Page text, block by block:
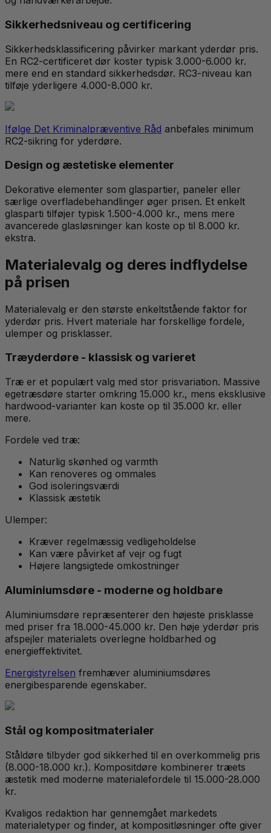
Sikkerhedsniveau og certificering
Sikkerhedsklassificering påvirker markant yderdør pris.
En RC2-certificeret dør koster typisk 3.000-6.000 kr.
mere end en standard sikkerhedsdør. RC3-niveau kan
tilføje yderligere 4.000-8.000 kr.
Ifølge Det Kriminalpræventive Råd anbefales minimum
RC2-sikring for yderdøre.
Design og æstetiske elementer
Dekorative elementer som glaspartier, paneler eller
særlige overfladebehandlinger øger prisen. Et enkelt
glasparti tilføjer typisk 1.500-4.000 kr., mens mere
avancerede glasløsninger kan koste op til 8.000 kr.
ekstra.
Materialevalg og deres indflydelse
på prisen
Materialevalg er den største enkeltstående faktor for
yderdør pris. Hvert materiale har forskellige fordele,
ulemper og prisklasser.
Træyderdøre - klassisk og varieret
Træ er et populært valg med stor prisvariation. Massive
egetræsdøre starter omkring 15.000 kr., mens eksklusive
hardwood-varianter kan koste op til 35.000 kr. eller
mere.
Fordele ved træ:
Naturlig skønhed og varmth
Kan renoveres og ommales
God isoleringsværdi
Klassisk æstetik
Ulemper:
Kræver regelmæssig vedligeholdelse
Kan være påvirket af vejr og fugt
Højere langsigtede omkostninger
Aluminiumsdøre - moderne og holdbare
Aluminiumsdøre repræsenterer den højeste prisklasse
med priser fra 18.000-45.000 kr. Den høje yderdør pris
afspejler materialets overlegne holdbarhed og
energieffektivitet.
Energistyrelsen fremhæver aluminiumsdøres
energibesparende egenskaber.
Stål og kompositmaterialer
Ståldøre tilbyder god sikkerhed til en overkommelig pris
(8.000-18.000 kr.). Kompositdøre kombinerer træets
æstetik med moderne materialefordele til 15.000-28.000
kr.
Kvaligos redaktion har gennemgået markedets
materialetyper og finder, at kompositløsninger ofte giver